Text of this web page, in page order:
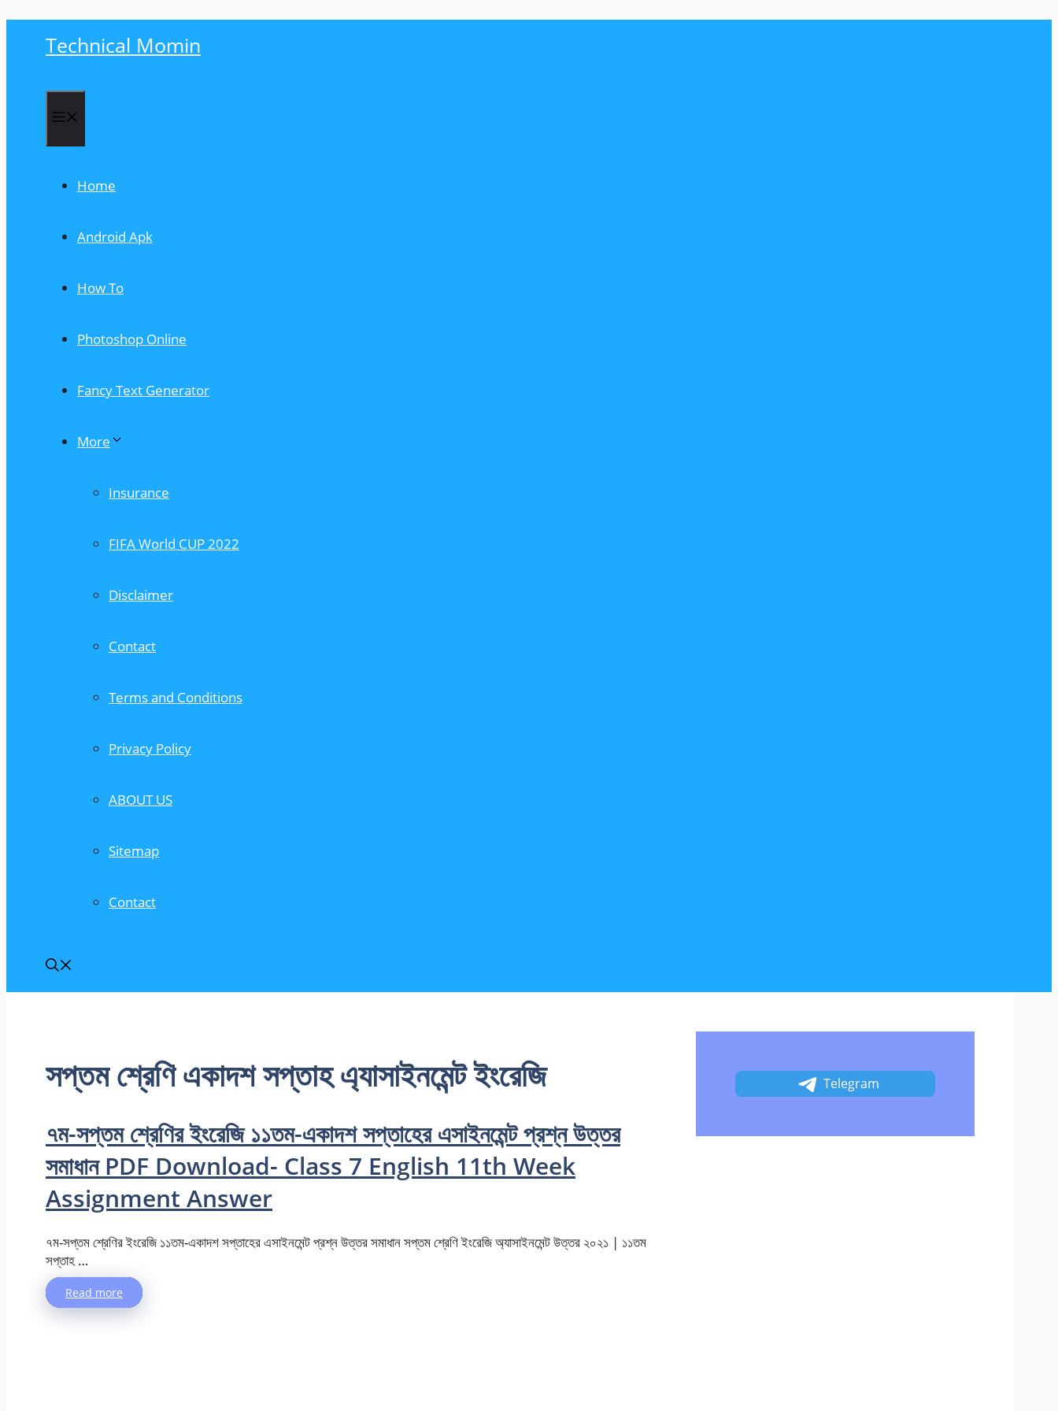
Technical Momin
Home
Android Apk
How To
Photoshop Online
Fancy Text Generator
More
Insurance
FIFA World CUP 2022
Disclaimer
Contact
Terms and Conditions
Privacy Policy
ABOUT US
Sitemap
Contact
সপ্তম শ্রেণি একাদশ সপ্তাহ এ্যাসাইনমেন্ট ইংরেজি
৭ম-সপ্তম শ্রেণির ইংরেজি ১১তম-একাদশ সপ্তাহের এসাইনমেন্ট প্রশ্ন উত্তর
সমাধান PDF Download- Class 7 English 11th Week
Assignment Answer
৭ম-সপ্তম শ্রেণির ইংরেজি ১১তম-একাদশ সপ্তাহের এসাইনমেন্ট প্রশ্ন উত্তর সমাধান সপ্তম শ্রেণি ইংরেজি অ্যাসাইনমেন্ট উত্তর ২০২১ | ১১তম
সপ্তাহ …
Read more
Telegram